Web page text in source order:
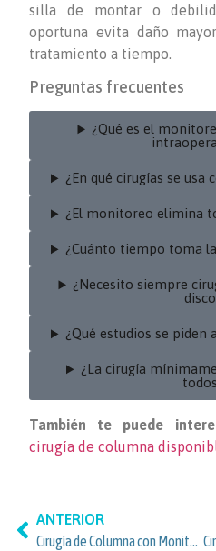
silla de montar o
oportuna evita daño
tratamiento a tiempo.
Preguntas frecuentes
¿Qué es el
¿En qué cirugías se usa
¿El monitoreo elimina
¿Cuánto tiempo toma
¿Necesito siempre
¿Qué estudios se piden
¿La cirugía
También te puede
cirugía de columna
ANTERIOR
Cirugía de Columna con Monitoreo Neurofisiológico: atención especializada para residentes de Villa Coyoacán y Coyoacán